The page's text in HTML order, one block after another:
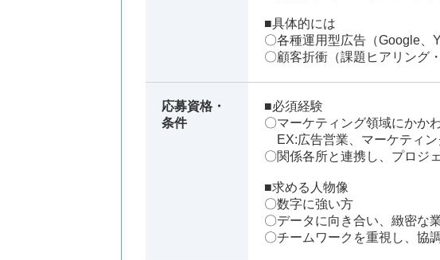
■具体的には
〇各種運用型広告（Google、
〇顧客折衝（課題ヒアリング
応募資格・
条件
■必須経験
〇マーケティング領域にかか
EX:広告営業、マーケティン
〇関係各所と連携し、プロジ
■求める人物像
〇数字に強い方
〇データに向き合い、緻密な
〇チームワークを重視し、協